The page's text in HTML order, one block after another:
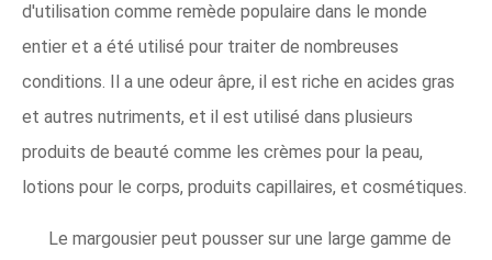
d'utilisation comme remède populaire dans le monde
entier et a été utilisé pour traiter de nombreuses
conditions. Il a une odeur âpre, il est riche en acides gras
et autres nutriments, et il est utilisé dans plusieurs
produits de beauté comme les crèmes pour la peau,
lotions pour le corps, produits capillaires, et cosmétiques.
Le margousier peut pousser sur une large gamme de